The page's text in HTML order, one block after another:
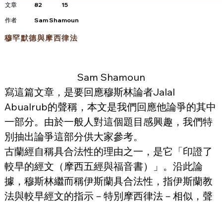
文章 82 15
​作者 Sam Shamoun
穆罕默德與摩西律法
Sam Shamoun
寫這篇文章，是要回應穆斯林論者Jalal
Abualrub的聲稱，本文是我們回應他論爭的其中
一部分。由於一般人對這個題目感興趣，我們特
別抽出論爭這部分供大家參考。
古蘭經自稱具合法性的理由之一，是它「印證了
較早的經文（摩西五經與福音書）」。沿此論
據，穆斯林繼而稱伊斯蘭具合法性，指伊斯蘭教
法與較早經文的指示－特別摩西律法－相似，聲